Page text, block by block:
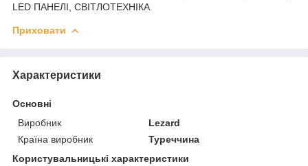
LED ПАНЕЛІ, СВІТЛОТЕХНІКА
Приховати
Характеристики
Основні
Виробник
Lezard
Країна виробник
Туреччина
Користувальницькі характеристики